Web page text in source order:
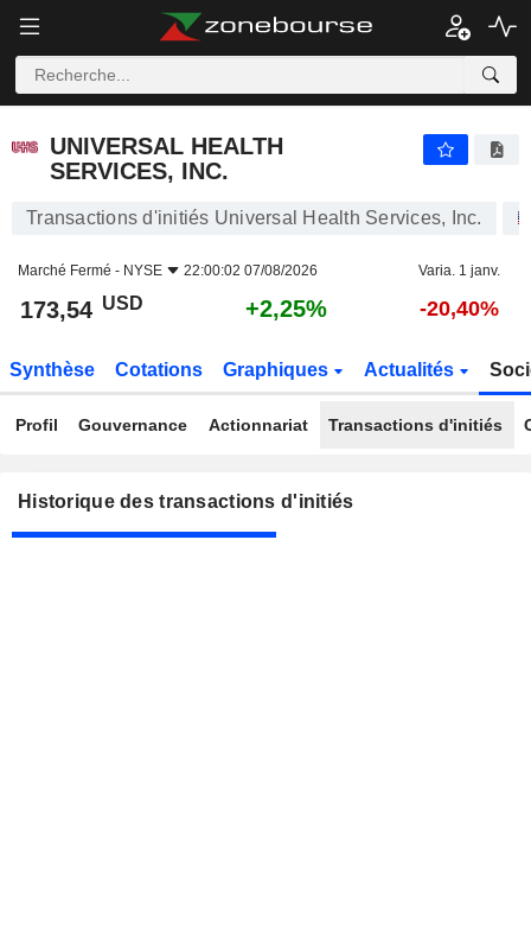
UNIVERSAL HEALTH SERVICES, INC.
UNIVERSAL HEALTH
SERVICES, INC.
Transactions d'initiés Universal Health Services, Inc.
Marché Fermé - NYSE 22:00:02 07/08/2026 Varia. 1 janv.
173,54 USD +2,25% -20,40%
Synthèse Cotations Graphiques Actualités
Profil Gouvernance Actionnariat Transactions d'initiés
Historique des transactions d'initiés